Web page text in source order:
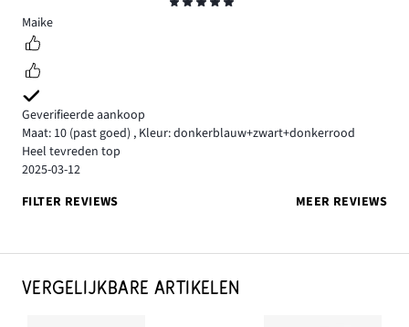
5
Maike
Geverifieerde aankoop
Maat: 10 (past goed) , Kleur: donkerblauw+zwart+donkerrood
Heel tevreden top
2025-03-12
FILTER REVIEWS
MEER REVIEWS
VERGELIJKBARE ARTIKELEN